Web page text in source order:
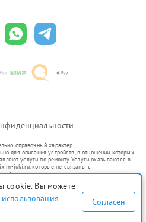
справочный характер.
для описания устройств, в отношении которых
услуги по ремонту. Услуги оказываются в
juki.ru, которые не связаны с
официальными представителями.
в гражданский оборот в соответствии
цели индивидуализации услуг или введения
о предоставляемых услугах по
публичной офертой, определяемой
cookie. Вы можете
Согласен